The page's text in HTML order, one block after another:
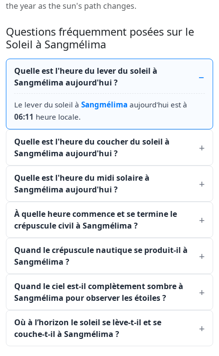
the year as the sun's path changes.
Questions fréquemment posées sur le
Soleil à Sangmélima
Quelle est l'heure du lever du soleil à
Sangmélima aujourd'hui ?
Le lever du soleil à Sangmélima aujourd'hui est à
06:11 heure locale.
Quelle est l'heure du coucher du soleil à
Sangmélima aujourd'hui ?
Quelle est l'heure du midi solaire à
Sangmélima aujourd'hui ?
À quelle heure commence et se termine le
crépuscule civil à Sangmélima ?
Quand le crépuscule nautique se produit-il à
Sangmélima ?
Quand le ciel est-il complètement sombre à
Sangmélima pour observer les étoiles ?
Où à l’horizon le soleil se lève-t-il et se
couche-t-il à Sangmélima ?